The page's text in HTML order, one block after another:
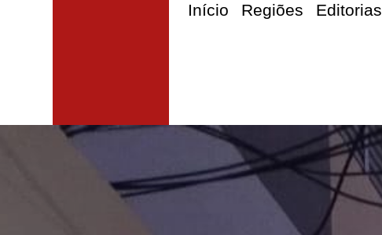
Início Regiões Editorias